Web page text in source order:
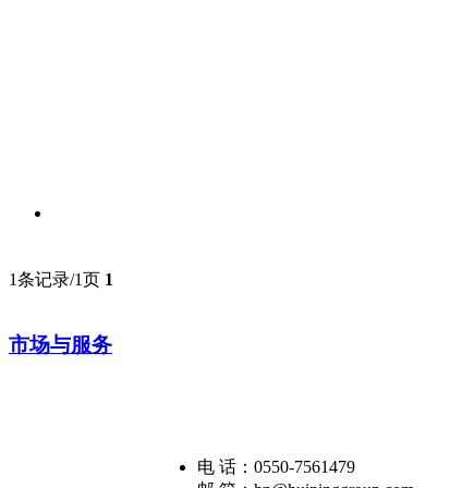
1条记录/1页 1
市场与服务
电 话：0550-7561479